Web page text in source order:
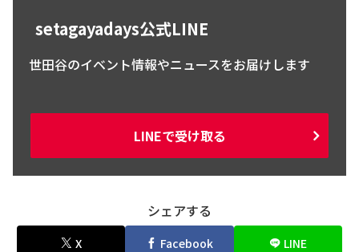
setagayadays公式LINE
世田谷のイベント情報やニュースをお届けします
LINEで受け取る
シェアする
X Facebook LINE